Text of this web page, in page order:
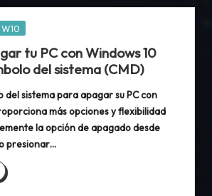
W10
tu PC con Windows 10
del sistema (CMD)
del sistema para apagar su PC con
más opciones y flexibilidad
la opción de apagado desde
presionar…